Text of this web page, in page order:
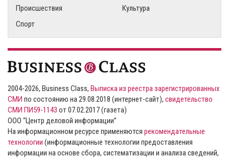
Происшествия
Культура
Спорт
2004-2026, Business Class, Выписка из реестра зарегистрированных
СМИ по состоянию на 29.08.2018 (интернет-сайт), свидетельство
СМИ ПИ59-1143 от 07.02.2017 (газета)
ООО “Центр деловой информации”
На информационном ресурсе применяются рекомендательные
технологии (информационные технологии предоставления
информации на основе сбора, систематизации и анализа сведений,